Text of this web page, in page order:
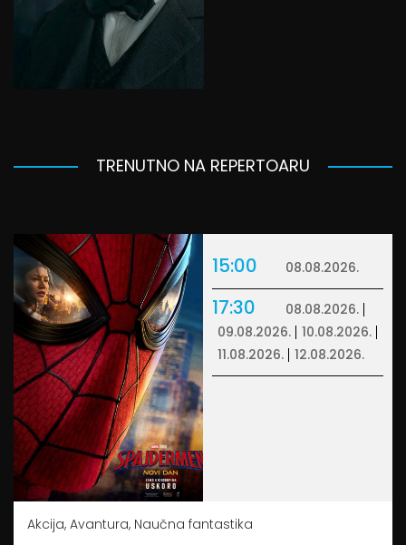
TRENUTNO NA REPERTOARU
15:00 08.08.2026.
17:30
08.08.2026.
09.08.2026.
10.08.2026.
11.08.2026.
12.08.2026.
Akcija, Avantura, Naučna fantastika